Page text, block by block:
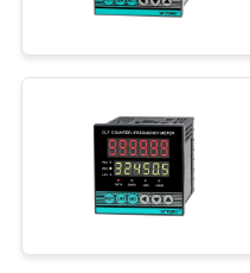
PRIVACY
POLICY